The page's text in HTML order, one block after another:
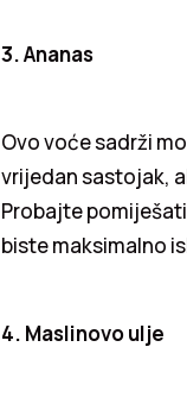
3. Ananas
Ovo voće sadrži
vrijedan sastojak,
Probajte
biste maksimalno
4. Maslinovo ulje